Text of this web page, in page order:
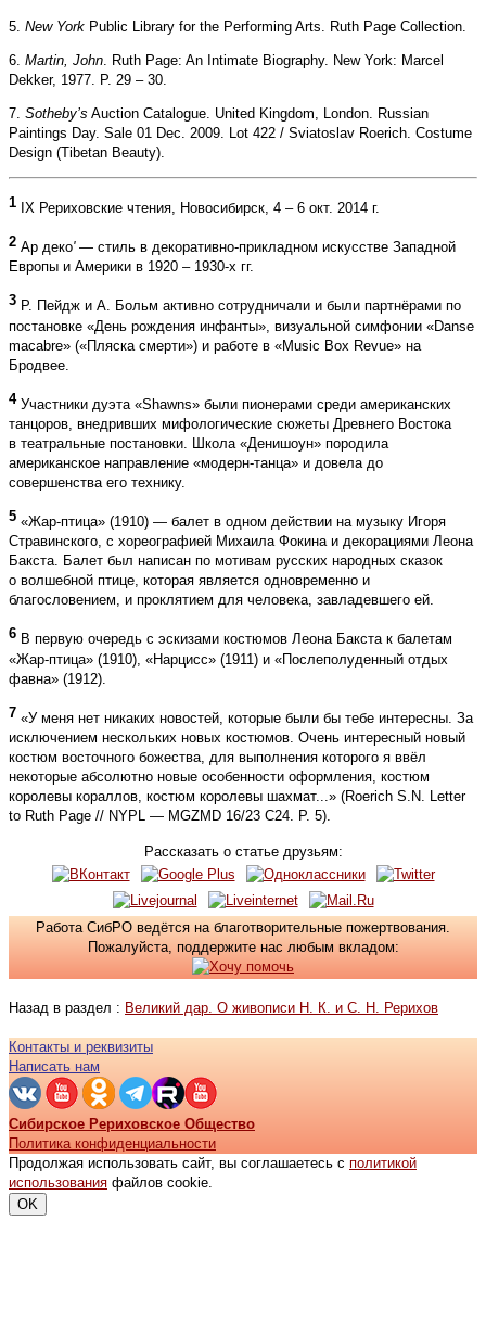
5. New York Public Library for the Performing Arts. Ruth Page Collection.
6. Martin, John . Ruth Page: An Intimate Biography. New York: Marcel
Dekker, 1977. P. 29 – 30.
7. Sotheby’s Auction Catalogue. United Kingdom, London. Russian
Paintings Day. Sale 01 Dec. 2009. Lot 422 / Sviatoslav Roerich. Costume
Design (Tibetan Beauty).
1 IX Рериховские чтения, Новосибирск, 4 – 6 окт. 2014 г.
2 Ар деко'— стиль в декоративно-прикладном искусстве Западной
Европы и Америки в 1920 – 1930-х гг.
3 Р. Пейдж и А. Больм активно сотрудничали и были партнёрами по
постановке «День рождения инфанты», визуальной симфонии «Danse
macabre» («Пляска смерти») и работе в «Music Box Revue» на
Бродвее.
4Участники дуэта «Shawns» были пионерами среди американских
танцоров, внедривших мифологические сюжеты Древнего Востока
в театральные постановки. Школа «Денишоун» породила
американское направление «модерн-танца» и довела до
совершенства его технику.
5 «Жар-птица» (1910) — балет в одном действии на музыку Игоря
Стравинского, c хореографией Михаила Фокина и декорациями Леона
Бакста. Балет был написан по мотивам русских народных сказок
о волшебной птице, которая является одновременно и
благословением, и проклятием для человека, завладевшего ей.
6 В первую очередь с эскизами костюмов Леона Бакста к балетам
«Жар-птица» (1910), «Нарцисс» (1911) и «Послеполуденный отдых
фавна» (1912).
7 «У меня нет никаких новостей, которые были бы тебе интересны. За
исключением нескольких новых костюмов. Очень интересный новый
костюм восточного божества, для выполнения которого я ввёл
некоторые абсолютно новые особенности оформления, костюм
королевы кораллов, костюм королевы шахмат...» (Roerich S.N. Letter
to Ruth Page // NYPL — MGZMD 16/23 C24. P. 5).
Рассказать о статье друзьям:
Работа СибРО ведётся на благотворительные пожертвования.
Пожалуйста, поддержите нас любым вкладом:
Назад в раздел : Великий дар. О живописи Н. К. и С. Н. Рерихов
Контакты и реквизиты
Написать нам
Сибирское Рериховское Общество
Политика конфиденциальности
Продолжая использовать сайт, вы соглашаетесь с политикой
использования файлов cookie.
OK